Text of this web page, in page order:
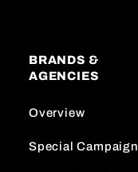
BRANDS &
AGENCIES
Overview
Special Campaign